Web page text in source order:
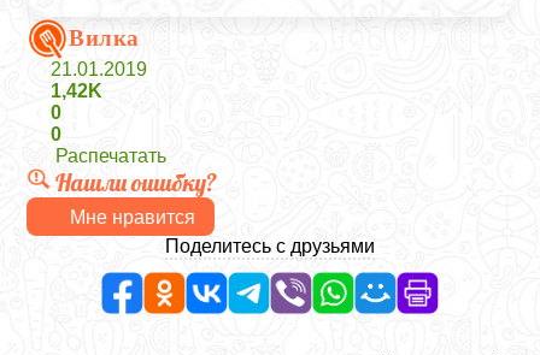
Вилка
21.01.2019
1,42K
0
0
Распечатать
Нашли ошибку?
Мне нравится
Поделитесь с друзьями